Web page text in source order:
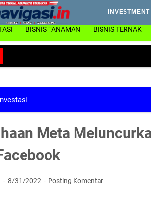
INVESTMENT
BISNIS TANAMAN BISNIS TERNAK
Meta
8/31/2022 Posting Komentar